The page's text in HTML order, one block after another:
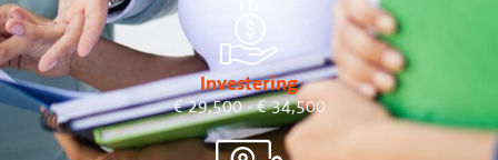
Investering
€ 29,500 - € 34,500